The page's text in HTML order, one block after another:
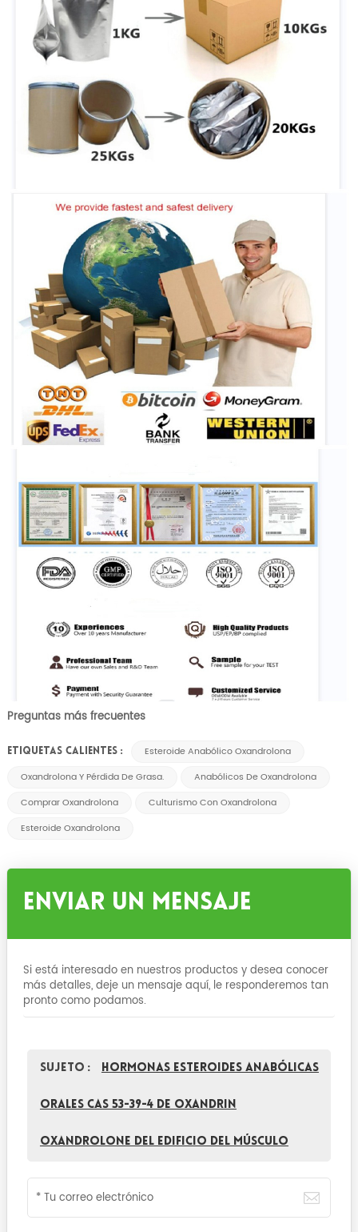
Preguntas más frecuentes
ETIQUETAS CALIENTES :
Esteroide Anabólico Oxandrolona
Oxandrolona Y Pérdida De Grasa.
Anabólicos De Oxandrolona
Comprar Oxandrolona
Culturismo Con Oxandrolona
Esteroide Oxandrolona
Enviar Un Mensaje
Si está interesado en nuestros productos y desea conocer
más detalles, deje un mensaje aquí, le responderemos tan
pronto como podamos.
Sujeto : Hormonas esteroides anabólicas
orales CAS 53-39-4 de Oxandrin
Oxandrolone del edificio del músculo